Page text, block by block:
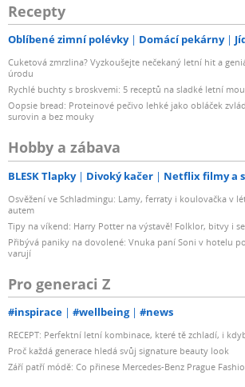
Recepty
Oblíbené zimní polévky Domácí pekárny
Cuketová zmrzlina? Vyzkoušejte nečekaný letní hit a
úrodu
Rychlé buchty s broskvemi: 5 receptů na sladké letní
Oopsie bread: Proteinové pečivo lehké jako obláček
surovin a bez mouky
Hobby a zábava
BLESK Tlapky Divoký kačer Netflix filmy a
Osvěžení ve Schladmingu: Lamy, ferraty i koulovačka v
autem
Tipy na víkend: Harry Potter na výstavě! Folklor, bitvy i
Přibývá paniky na dovolené: Vnuka paní Soni v hotelu
varují
Pro generaci Z
#inspirace #wellbeing #news
RECEPT: Perfektní letní kombinace, které tě zchladí, i
Proč každá generace hledá svůj signature beauty look
Září patří módě: Co přinese Mercedes-Benz Prague